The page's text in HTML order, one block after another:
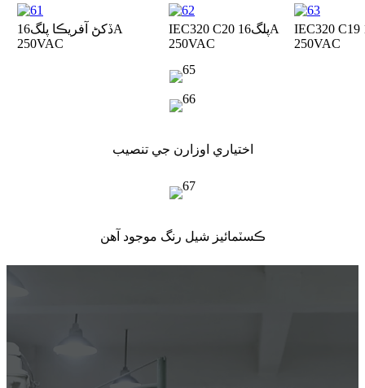
ڏکڻ آفريڪا پلگ16A
250VAC
IEC320 C20 پلگ16A
250VAC
250VAC
اختياري اوزارن جي تنصيب
ڪسٽمائيز شيل رنگ موجود آهن